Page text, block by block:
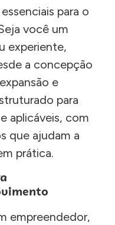
para o
você um
experiente,
a concepção
e
para
aplicáveis, com
que ajudam a
prática.
empreendedor,